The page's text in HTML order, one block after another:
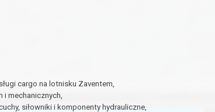
cargo na lotnisku Zaventem,
i mechanicznych,
siłowniki i komponenty hydrauliczne,